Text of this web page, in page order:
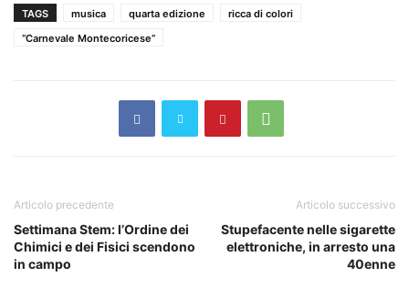
TAGS musica quarta edizione
ricca di colori
“Carnevale Montecoricese”
Articolo precedente
Settimana Stem: l’Ordine dei
Chimici e dei Fisici scendono
in campo
Articolo successivo
Stupefacente nelle sigarette
elettroniche, in arresto una
40enne